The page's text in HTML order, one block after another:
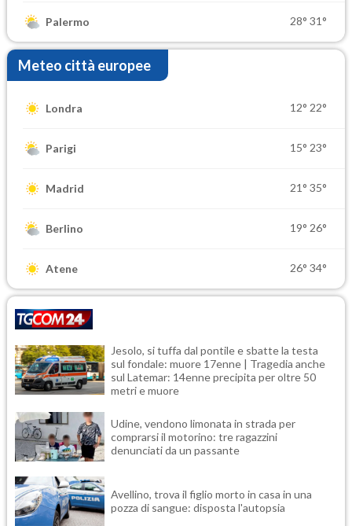
Palermo 28° 31°
Meteo città europee
Londra 12° 22°
Parigi 15° 23°
Madrid 21° 35°
Berlino 19° 26°
Atene 26° 34°
Jesolo, si tuffa dal pontile e sbatte la testa
sul fondale: muore 17enne | Tragedia anche
sul Latemar: 14enne precipita per oltre 50
metri e muore
Udine, vendono limonata in strada per
comprarsi il motorino: tre ragazzini
denunciati da un passante
Avellino, trova il figlio morto in casa in una
pozza di sangue: disposta l'autopsia